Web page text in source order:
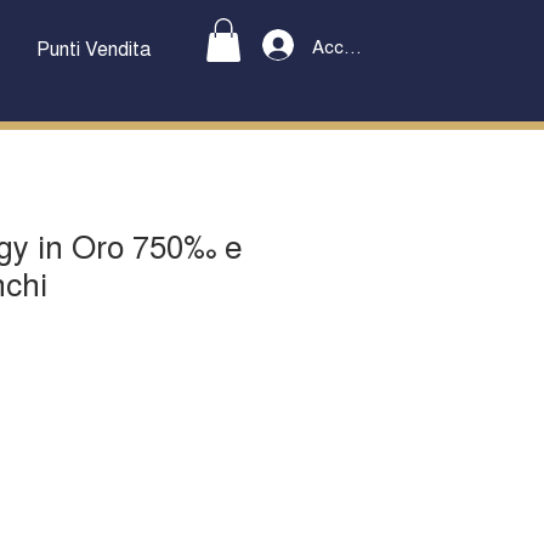
Punti Vendita Accedi
in Oro 750‰ e